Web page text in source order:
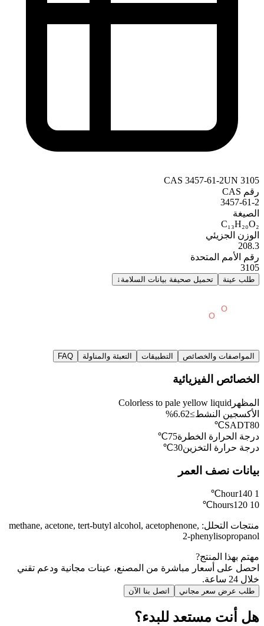
CAS 3457-61-2UN 3105
رقم CAS
3457-61-2
الصيغة
C₁₃H₂₀O₂
الوزن الجزيئي
208.3
رقم الأمم المتحدة
3105
طلب عينة تحميل صحيفة بيانات السلامة ↓
المواصفات والخصائص التطبيقات التعبئة والمناولة FAQ
الخصائص الفيزيائية
المظهر Colorless to pale yellow liquid
الأكسجين النشط≥6.62%
SADT80℃
درجة الحرارة الخطرة75℃
درجة حرارة التخزين30℃
بيانات نصف العمر
1 hour
140℃
10 hours
120℃
منتجات التحلل:
methane, acetone, tert-butyl alcohol, acetophenone,
2-phenylisopropanol
مهتم بهذا المنتج?
احصل على أسعار مباشرة من المصنع، عينات مجانية ودعم تقني
خلال 24 ساعة.
طلب عرض سعر مجاني اتصل بنا الآن
هل أنت مستعد للبدء؟